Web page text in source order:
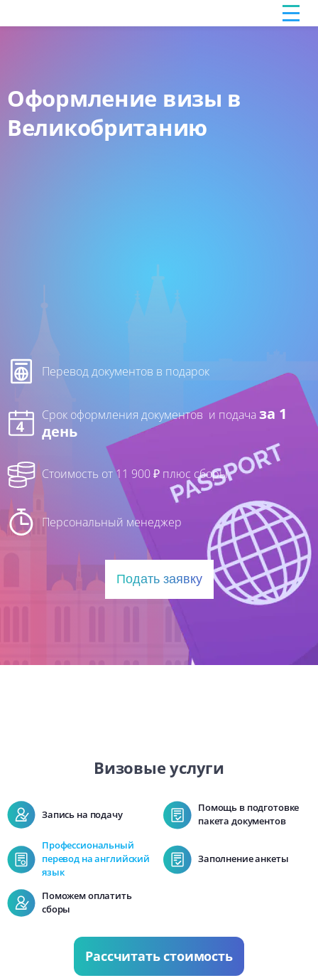
Оформление визы в
Великобританию
Перевод документов в подарок
Срок оформления документов и подачаза 1
день
Стоимость от 11 900₽ плюс сборы
Персональный менеджер
Подать заявку
Визовые услуги
Запись на подачу
Помощь в подготовке
пакета документов
Профессиональный
перевод на английский
язык
Заполнение анкеты
Поможем оплатить
сборы
Рассчитать стоимость